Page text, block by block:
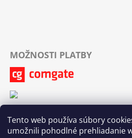
Tento web používa súbory
umožnili pohodlné prehliadanie
MOŽNOSTI PLATBY